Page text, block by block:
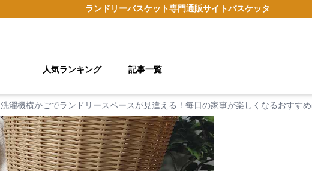
ランドリーバスケット専門通販サイトバスケッタ
人気ランキング 記事一覧
洗濯機横かごでランドリースペースが見違える！毎日の家事が楽しくなるおすす